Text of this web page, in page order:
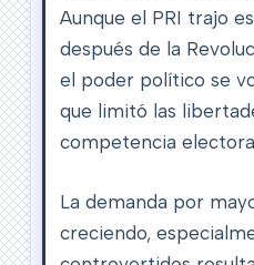
Aunque el PRI trajo
después de la
el poder político se
que limitó las
competencia
La demanda por
creciendo,